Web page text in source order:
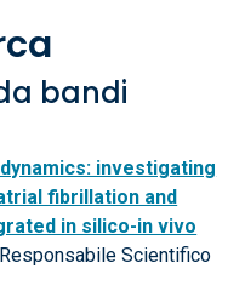
bandi
investigating
fibrillation and
in silico-in vivo
Scientifico